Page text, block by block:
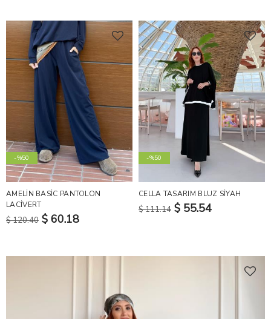
-%50
AMELİN BASİC PANTOLON
LACİVERT
$ 120.40 $ 60.18
-%50
CELLA TASARIM BLUZ SİYAH
$ 111.14 $ 55.54